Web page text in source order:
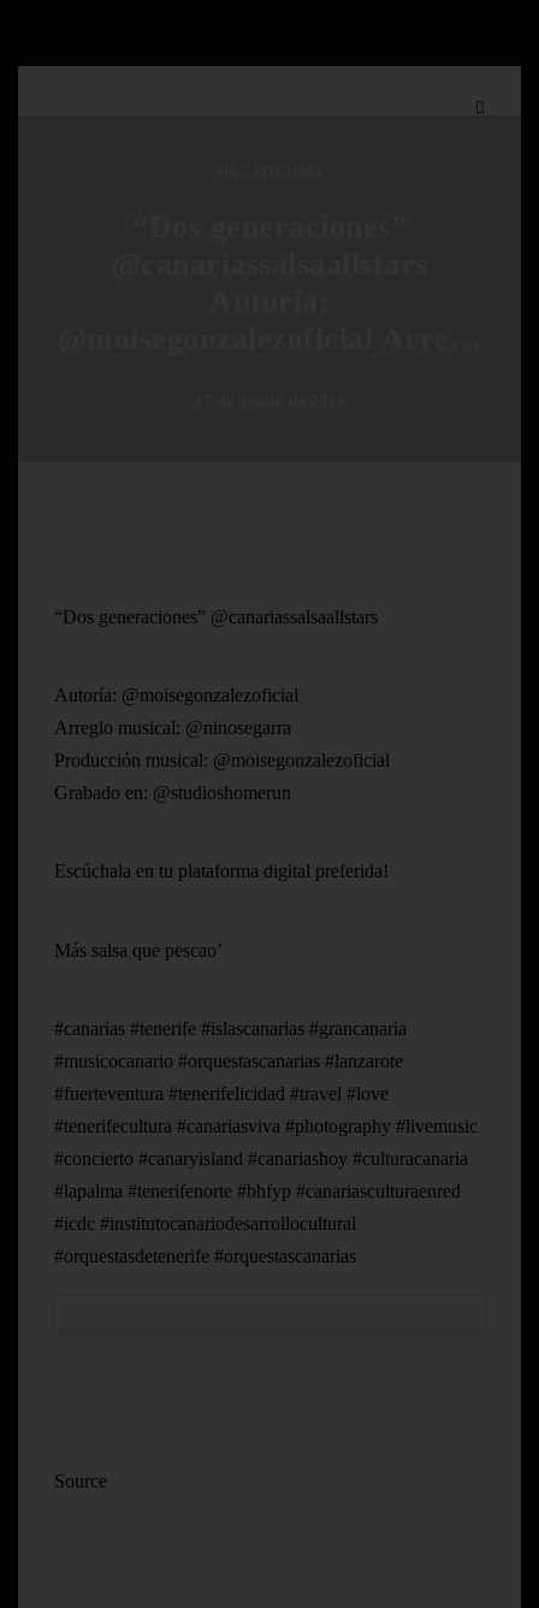
“Dos generaciones” @canariassalsaallstars
Autoría: @moisegonzalezoficial
Arreglo musical: @ninosegarra
Producción musical: @moisegonzalezoficial
Grabado en: @studioshomerun
Escúchala en tu plataforma digital preferida!
Más salsa que pescao’
#canarias #tenerife #islascanarias #grancanaria
#musicocanario #orquestascanarias #lanzarote
#fuerteventura #tenerifelicidad #travel #love
#tenerifecultura #canariasviva #photography #livemusic
#concierto #canaryisland #canariashoy #culturacanaria
#lapalma #tenerifenorte #bhfyp #canariasculturaenred
#icdc #institutocanariodesarrollocultural
#orquestasdetenerife #orquestascanarias
Source